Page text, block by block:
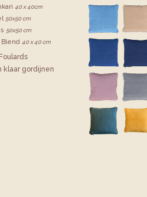
40 x 40cm
50x50 cm
50x50 cm
40 x 40 cm
klaar gordijnen